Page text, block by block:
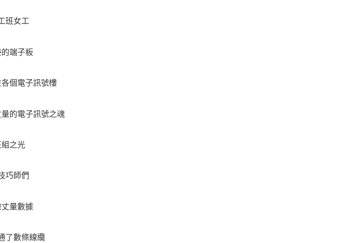
班女工
端子板
個電子訊號樓
的電子訊號之魂
之光
巧師們
量數據
了數條線纜